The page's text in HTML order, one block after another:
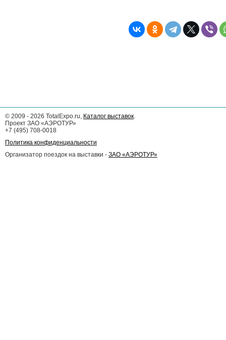
© 2009 - 2026 TotalExpo.ru, Каталог выставок.
Проект ЗАО «АЭРОТУР»
+7 (495) 708-0018
Политика конфиденциальности
Организатор поездок на выставки - ЗАО «АЭРОТУР»